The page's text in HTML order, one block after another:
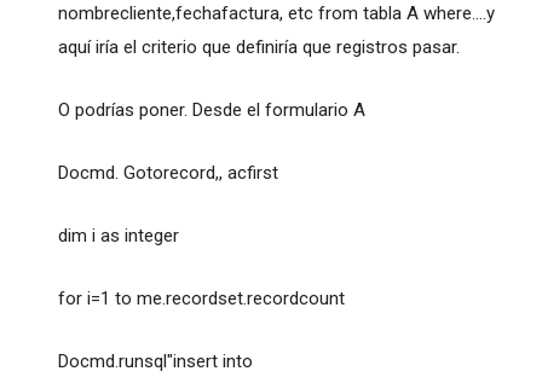
nombrecliente,fechafactura, etc from tabla A where....y
aquí iría el criterio que definiría que registros pasar.
O podrías poner. Desde el formulario A
Docmd. Gotorecord,, acfirst
dim i as integer
for i=1 to me.recordset.recordcount
Docmd.runsql"insert into